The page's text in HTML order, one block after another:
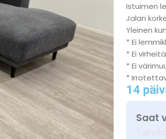
Istuimen
Jalan
Yleinen
* Ei
* Ei
* Ei
*
14
Saat